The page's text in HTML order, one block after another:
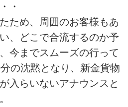
・
ため、周囲のお客様もあ
、どこで合流するのか予
今までスムーズの行って
の沈黙となり、新金貨物
入らいないアナウンスと